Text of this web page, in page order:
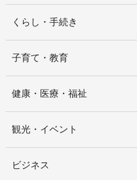
くらし・手続き
子育て・教育
健康・医療・福祉
観光・イベント
ビジネス